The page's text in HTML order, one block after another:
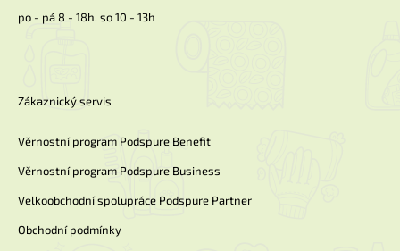
po - pá 8 - 18h, so 10 - 13h
Zákaznický servis
Věrnostní program Podspure Benefit
Věrnostní program Podspure Business
Velkoobchodní spolupráce Podspure Partner
Obchodní podmínky